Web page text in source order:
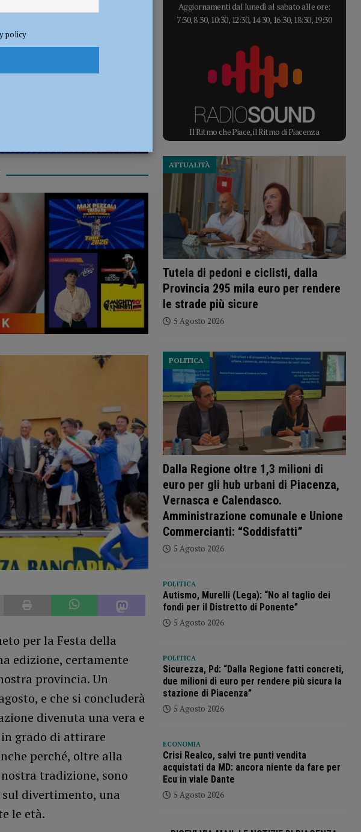
per la Festa della
edizione, certamente
provincia. Un
e che si concluderà
divenuta una vera e
grado di attirare
perché, oltre alla
tradizione, sono
divertimento, una
le età.
Aggiornamenti dal lunedì al sabato alle ore:
7:30, 8:30, 10:30, 12:30, 14:30, 16:30, 18:30, 19:30
Il Ritmo che Piace, il Ritmo di Piacenza
Tutela di pedoni e ciclisti, dalla
Provincia 295 mila euro per rendere
le strade più sicure
ATTUALITÀ
5 Agosto 2026
Dalla Regione oltre 1,3 milioni di
euro per gli hub urbani di Piacenza,
Vernasca e Calendasco.
Amministrazione comunale e Unione
Commercianti: “Soddisfatti”
POLITICA
5 Agosto 2026
POLITICA
Autismo, Murelli (Lega): “No al taglio dei
fondi per il Distretto di Ponente”
5 Agosto 2026
POLITICA
Sicurezza, Pd: “Dalla Regione fatti concreti,
due milioni di euro per rendere più sicura la
stazione di Piacenza”
5 Agosto 2026
ECONOMIA
Crisi Realco, salvi tre punti vendita
acquistati da MD: ancora niente da fare per
Ecu in viale Dante
5 Agosto 2026
policy